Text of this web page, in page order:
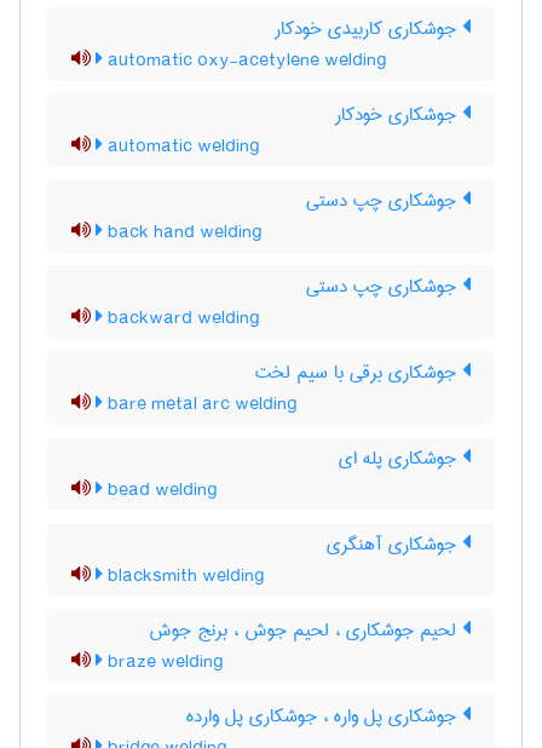
جوشکاری کاربیدی خودکار
automatic oxy-acetylene welding
جوشکاری خودکار
automatic welding
جوشکاری چپ دستی
back hand welding
جوشکاری چپ دستی
backward welding
جوشکاری برقی با سیم لخت
bare metal arc welding
جوشکاری پله ای
bead welding
جوشکاری آهنگری
blacksmith welding
لحیم جوشکاری ، لحیم جوش ، برنج جوش
braze welding
جوشکاری پل واره ، جوشکاری پل وارده